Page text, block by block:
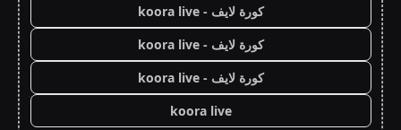
كورة لايف - koora live
كورة لايف - koora live
كورة لايف - koora live
koora live